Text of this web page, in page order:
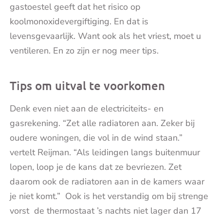
gastoestel geeft dat het risico op
koolmonoxidevergiftiging. En dat is
levensgevaarlijk. Want ook als het vriest, moet u
ventileren. En zo zijn er nog meer tips.
Tips om uitval te voorkomen
Denk even niet aan de electriciteits- en
gasrekening. “Zet alle radiatoren aan. Zeker bij
oudere woningen, die vol in de wind staan.”
vertelt Reijman. “Als leidingen langs buitenmuur
lopen, loop je de kans dat ze bevriezen. Zet
daarom ook de radiatoren aan in de kamers waar
je niet komt.” Ook is het verstandig om bij strenge
vorst de thermostaat ’s nachts niet lager dan 17